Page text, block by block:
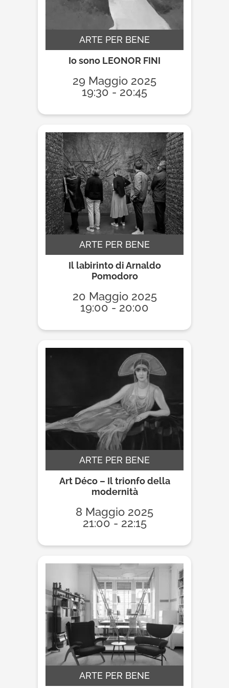
ARTE PER BENE
Io sono LEONOR FINI
29 Maggio 2025
19:30 - 20:45
ARTE PER BENE
Il labirinto di Arnaldo
Pomodoro
20 Maggio 2025
19:00 - 20:00
ARTE PER BENE
Art Déco – Il trionfo della
modernità
8 Maggio 2025
21:00 - 22:15
ARTE PER BENE